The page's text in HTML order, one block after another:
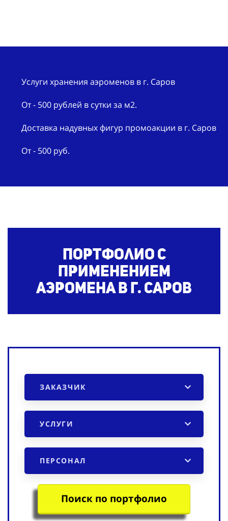
Услуги хранения аэроменов в г. Саров
От - 500 рублей в сутки за м2.
Доставка надувных фигур промоакции в г. Саров
От - 500 руб.
Портфолио с
применением
аэроменав г. Саров
ЗАКАЗЧИК
УСЛУГИ
ПЕРСОНАЛ
Поиск по портфолио